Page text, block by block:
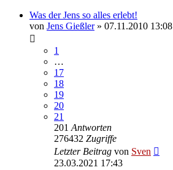
Was der Jens so alles erlebt!
von Jens Gießler» 07.11.2010 13:08
1
…
17
18
19
20
21
201 Antworten
276432 Zugriffe
Letzter Beitrag von Sven
23.03.2021 17:43